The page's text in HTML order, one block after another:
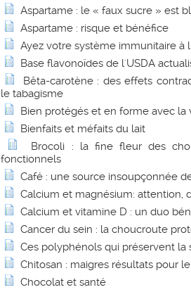
Aspartame : le « faux sucre » est
Aspartame : risque et bénéfice
Ayez votre système immunitaire à
Base flavonoïdes de l'USDA
Bêta-carotène : des effets
le tabagisme
Bien protégés et en forme avec la
Bienfaits et méfaits du lait
Brocoli : la fine fleur des
fonctionnels
Café : une source insoupçonnée
Calcium et magnésium: attention,
Calcium et vitamine D : un duo
Cancer du sein : la choucroute
Ces polyphénols qui préservent la
Chitosan : maigres résultats pour
Chocolat et santé